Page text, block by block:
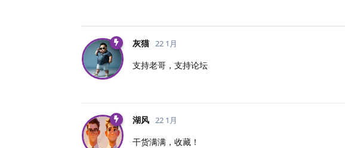
灰猫 22 1月
支持老哥，支持论坛
湖风 22 1月
干货满满，收藏！